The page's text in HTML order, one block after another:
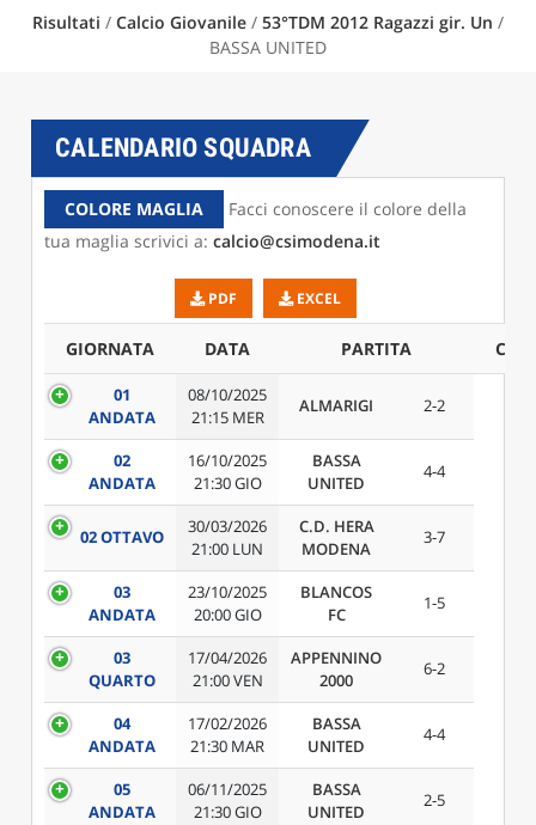
Risultati / Calcio Giovanile / 53°TDM 2012 Ragazzi gir. Un /
BASSA UNITED
CALENDARIO SQUADRA
COLORE MAGLIA
Facci conoscere il colore della
tua maglia scrivici a:calcio@csimodena.it
PDF EXCEL
GIORNATA DATA PARTITA
01
ANDATA
08/10/2025
21:15 MER
ALMARIGI 2-2
02
ANDATA
16/10/2025
21:30 GIO
BASSA
UNITED
4-4
02 OTTAVO
30/03/2026
21:00 LUN
C.D. HERA
MODENA
3-7
03
ANDATA
23/10/2025
20:00 GIO
BLANCOS
FC
1-5
03
QUARTO
17/04/2026
21:00 VEN
APPENNINO
2000
6-2
04
ANDATA
17/02/2026
21:30 MAR
BASSA
UNITED
4-4
05
ANDATA
06/11/2025
21:30 GIO
BASSA
UNITED
2-5